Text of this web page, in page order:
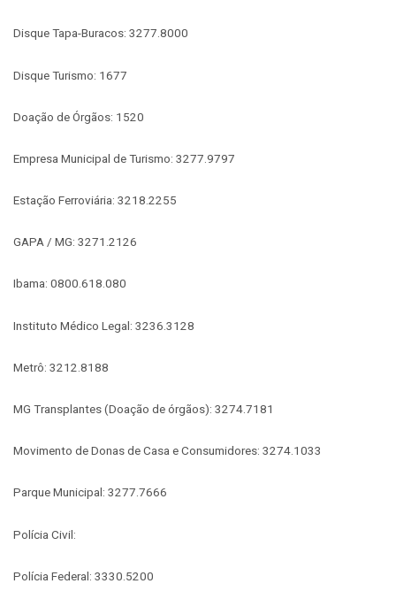
Disque Tapa-Buracos: 3277.8000
Disque Turismo: 1677
Doação de Órgãos: 1520
Empresa Municipal de Turismo: 3277.9797
Estação Ferroviária: 3218.2255
GAPA / MG: 3271.2126
Ibama: 0800.618.080
Instituto Médico Legal: 3236.3128
Metrô: 3212.8188
MG Transplantes (Doação de órgãos): 3274.7181
Movimento de Donas de Casa e Consumidores: 3274.1033
Parque Municipal: 3277.7666
Polícia Civil:
Polícia Federal: 3330.5200